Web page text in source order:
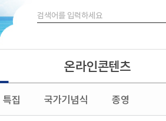
검색
특집 국가기념식 종영
온라인콘텐츠